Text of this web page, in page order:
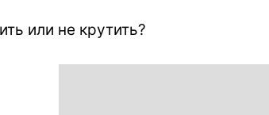
или не крутить?